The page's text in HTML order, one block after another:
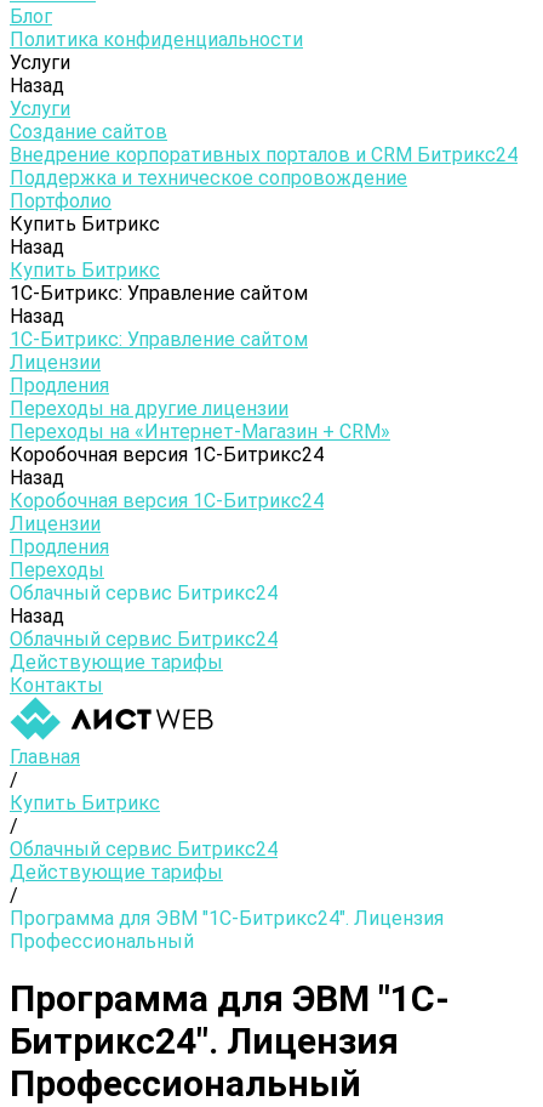
Блог
Политика конфиденциальности
Услуги
Назад
Услуги
Создание сайтов
Внедрение корпоративных порталов и CRM Битрикс24
Поддержка и техническое сопровождение
Портфолио
Купить Битрикс
Назад
Купить Битрикс
1С-Битрикc: Управление сайтом
Назад
1С-Битрикc: Управление сайтом
Лицензии
Продления
Переходы на другие лицензии
Переходы на «Интернет-Магазин + CRM»
Коробочная версия 1С-Битрикс24
Назад
Коробочная версия 1С-Битрикс24
Лицензии
Продления
Переходы
Облачный сервис Битрикс24
Назад
Облачный сервис Битрикс24
Действующие тарифы
Контакты
Главная
/
Купить Битрикс
/
Облачный сервис Битрикс24
Действующие тарифы
/
Программа для ЭВМ "1С-Битрикс24". Лицензия
Профессиональный
Программа для ЭВМ "1С-
Битрикс24". Лицензия
Профессиональный